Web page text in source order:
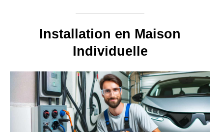
Installation en Maison
Individuelle